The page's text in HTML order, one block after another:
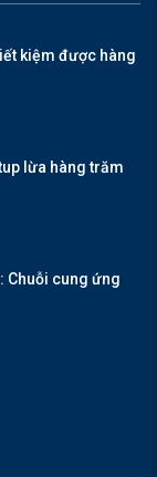
kiệm được hàng
lừa hàng trăm
Chuỗi cung ứng